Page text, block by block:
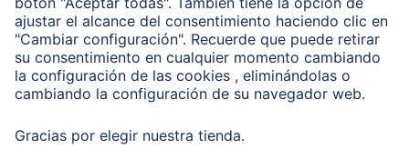
Compañía
Historia de la empresa
Hama en todo el Mundo
Sostenibilidad